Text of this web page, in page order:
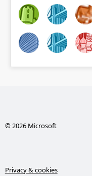
© 2026 Microsoft
Privacy & cookies